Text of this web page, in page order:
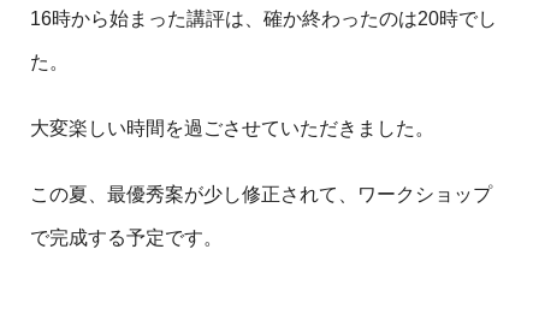
16時から始まった講評は、確か終わったのは20時でし
た。
大変楽しい時間を過ごさせていただきました。
この夏、最優秀案が少し修正されて、ワークショップ
で完成する予定です。